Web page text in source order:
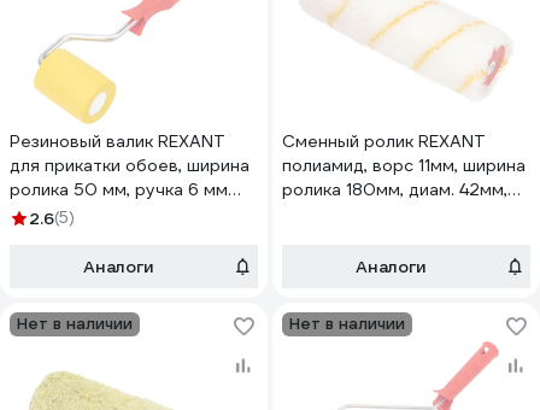
Резиновый валик REXANT
для прикатки обоев, ширина
ролика 50 мм, ручка 6 мм
89-0093
2.6(5)
Аналоги
Сменный ролик REXANT
полиамид, ворс 11мм, ширина
ролика 180мм, диам. 42мм,
Аналоги
Нет в наличии Нет в наличии